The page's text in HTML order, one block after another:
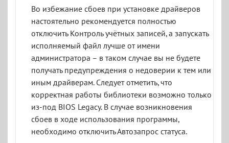
Во избежание сбоев при установке драйверов
настоятельно рекомендуется полностью
отключить Контроль учётных записей, а запускать
исполняемый файл лучше от имени
администратора – в таком случае вы не будете
получать предупреждения о недоверии к тем или
иным драйверам. Следует отметить, что
корректная работы библиотеки возможно только
из-под BIOS Legacy. В случае возникновения
сбоев в ходе использования программы,
необходимо отключить Автозапрос статуса.